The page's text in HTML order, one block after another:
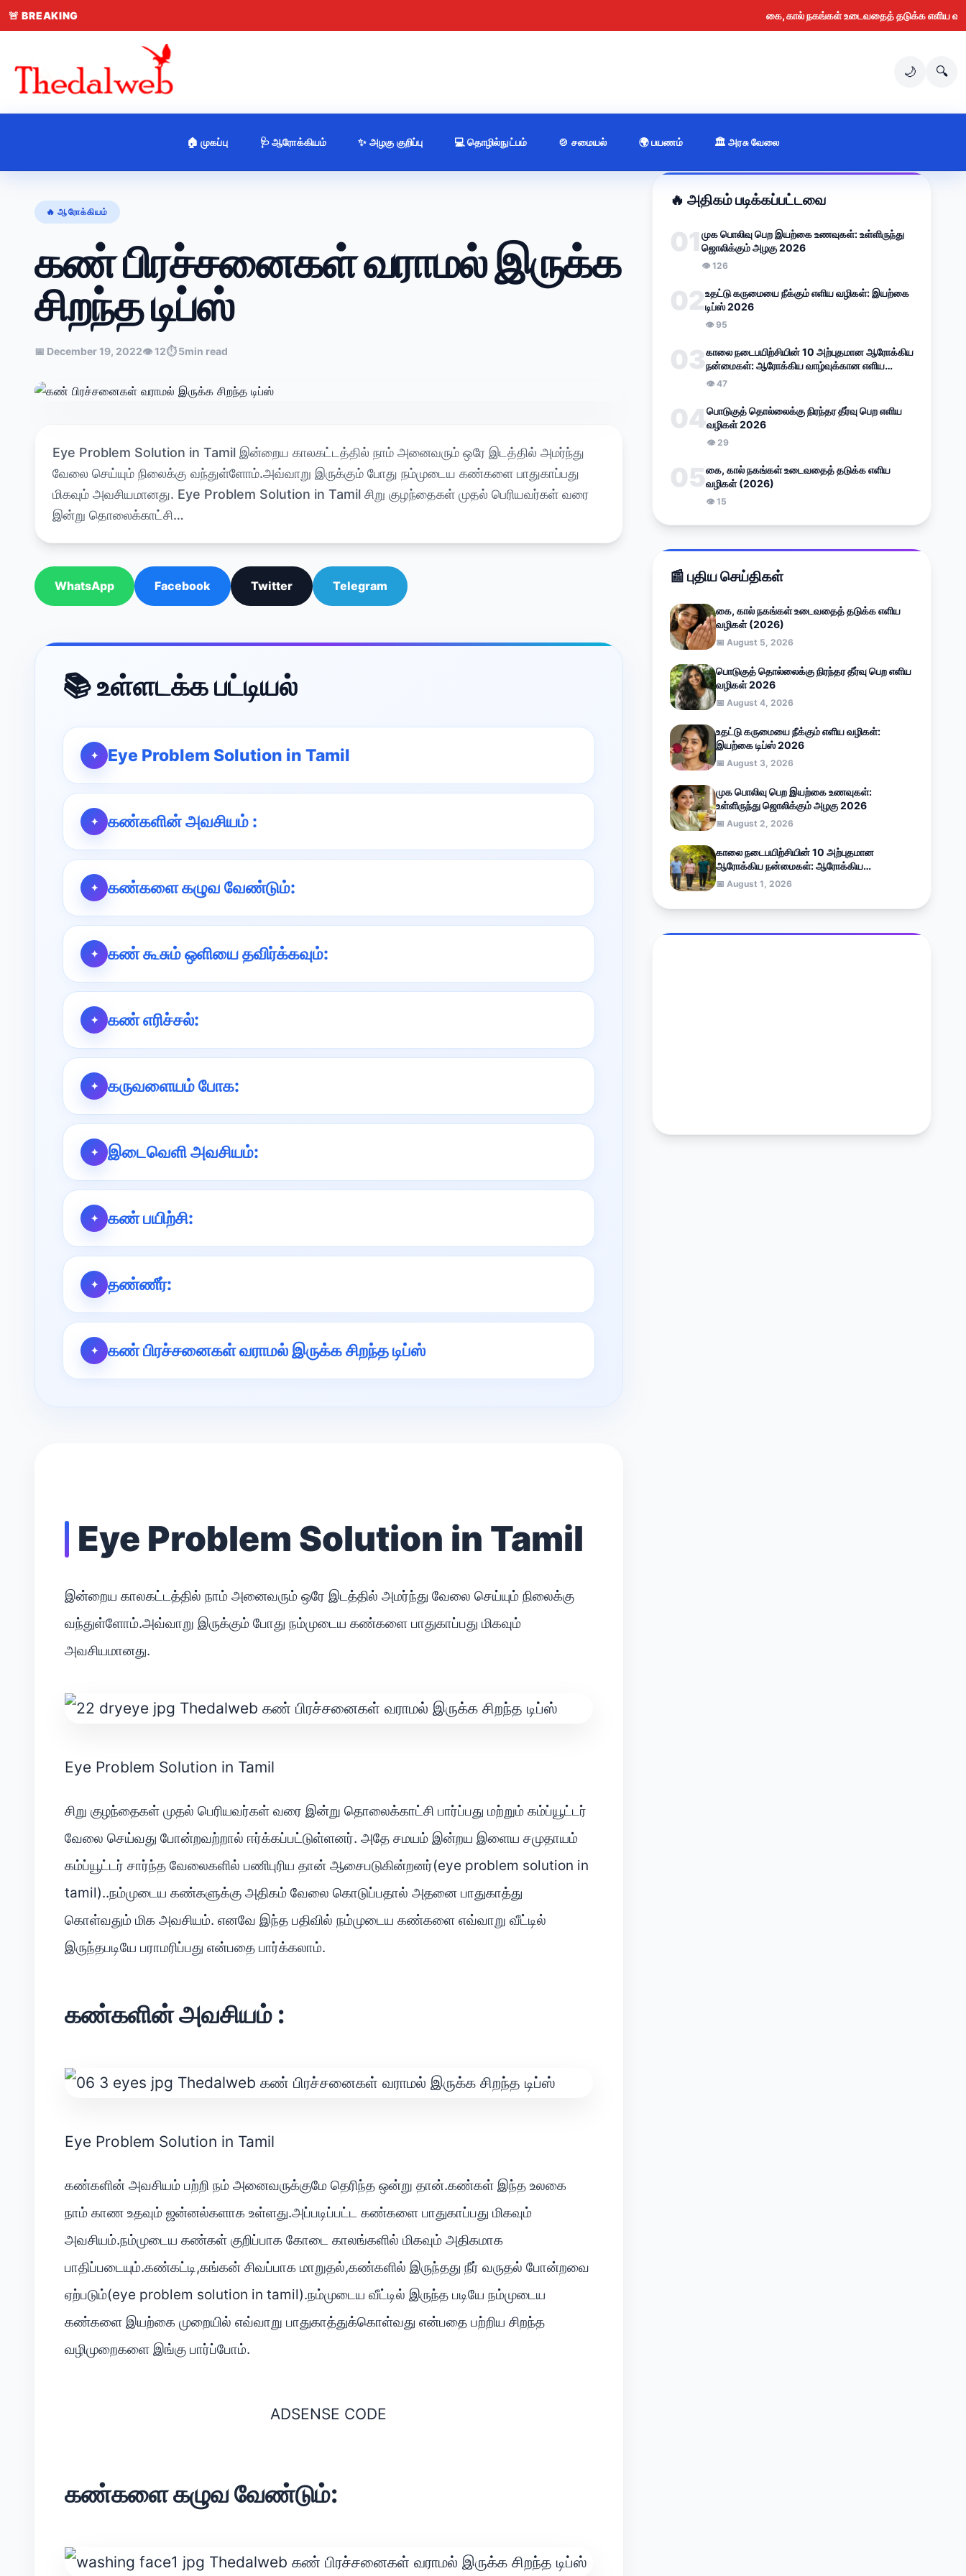
🚨BREAKING கை, கால் நகங்கள் உடைவதைத் தடுக்க எளிய வழிகள்
🌙 🔍
🏠 முகப்பு 🩺 ஆரோக்கியம் ✨ அழகு குறிப்பு 💻 தொழில்நுட்பம் 🍲 சமையல் 🌍 பயணம் 🏛️ அரசு வேலை
🔥 ஆரோக்கியம்
கண் பிரச்சனைகள் வராமல் இருக்க
சிறந்த டிப்ஸ்
📅 December 19, 2022👁 12⏱ 5min read
Eye Problem Solution in Tamil இன்றைய காலகட்டத்தில் நாம் அனைவரும் ஒரே இடத்தில் அமர்ந்து
வேலை செய்யும் நிலைக்கு வந்துள்ளோம்.அவ்வாறு இருக்கும் போது நம்முடைய கண்களை பாதுகாப்பது
மிகவும் அவசியமானது. Eye Problem Solution in Tamil சிறு குழந்தைகள் முதல் பெரியவர்கள் வரை
இன்று தொலைக்காட்சி…
WhatsApp Facebook Twitter Telegram
📚 உள்ளடக்க பட்டியல்
Eye Problem Solution in Tamil
கண்களின் அவசியம் :
கண்களை கழுவ வேண்டும்:
கண் கூசும் ஒளியை தவிர்க்கவும்:
கண் எரிச்சல்:
கருவளையம் போக:
இடைவெளி அவசியம்:
கண் பயிற்சி:
தண்ணீர்:
கண் பிரச்சனைகள் வராமல் இருக்க சிறந்த டிப்ஸ்
Eye Problem Solution in Tamil
இன்றைய காலகட்டத்தில் நாம் அனைவரும் ஒரே இடத்தில் அமர்ந்து வேலை செய்யும் நிலைக்கு
வந்துள்ளோம்.அவ்வாறு இருக்கும் போது நம்முடைய கண்களை பாதுகாப்பது மிகவும்
அவசியமானது.
Eye Problem Solution in Tamil
சிறு குழந்தைகள் முதல் பெரியவர்கள் வரை இன்று தொலைக்காட்சி பார்ப்பது மற்றும் கம்ப்யூட்டர்
வேலை செய்வது போன்றவற்றால் ஈர்க்கப்பட்டுள்ளனர். அதே சமயம் இன்றய இளைய சமுதாயம்
கம்ப்யூட்டர் சார்ந்த வேலைகளில் பணிபுரிய தான் ஆசைபடுகின்றனர்(eye problem solution in
tamil)..நம்முடைய கண்களுக்கு அதிகம் வேலை கொடுப்பதால் அதனை பாதுகாத்து
கொள்வதும் மிக அவசியம். எனவே இந்த பதிவில் நம்முடைய கண்களை எவ்வாறு வீட்டில்
இருந்தபடியே பராமரிப்பது என்பதை பார்க்கலாம்.
கண்களின் அவசியம் :
Eye Problem Solution in Tamil
கண்களின் அவசியம் பற்றி நம் அனைவருக்குமே தெரிந்த ஒன்று தான்.கண்கள் இந்த உலகை
நாம் காண உதவும் ஜன்னல்களாக உள்ளது.அப்படிப்பட்ட கண்களை பாதுகாப்பது மிகவும்
அவசியம்.நம்முடைய கண்கள் குறிப்பாக கோடை காலங்களில் மிகவும் அதிகமாக
பாதிப்படையும்.கண்கட்டி,கங்கன் சிவப்பாக மாறுதல்,கண்களில் இருந்தது நீர் வருதல் போன்றவை
ஏற்படும்(eye problem solution in tamil).நம்முடைய வீட்டில் இருந்த படியே நம்முடைய
கண்களை இயற்கை முறையில் எவ்வாறு பாதுகாத்துக்கொள்வது என்பதை பற்றிய சிறந்த
வழிமுறைகளை இங்கு பார்ப்போம்.
ADSENSE CODE
கண்களை கழுவ வேண்டும்:
🔥 அதிகம் படிக்கப்பட்டவை
01 முக பொலிவு பெற இயற்கை உணவுகள்: உள்ளிருந்து
ஜொலிக்கும் அழகு 2026
👁 126
02உதட்டு கருமையை நீக்கும் எளிய வழிகள்: இயற்கை
டிப்ஸ் 2026
👁 95
03காலை நடைபயிற்சியின் 10 அற்புதமான ஆரோக்கிய
நன்மைகள்: ஆரோக்கிய வாழ்வுக்கான எளிய
வழிகாட்டி (2026)
👁 47
04பொடுகுத் தொல்லைக்கு நிரந்தர தீர்வு பெற எளிய
வழிகள் 2026
👁 29
05கை, கால் நகங்கள் உடைவதைத் தடுக்க எளிய
வழிகள் (2026)
👁 15
📰 புதிய செய்திகள்
கை, கால் நகங்கள் உடைவதைத் தடுக்க எளிய
வழிகள் (2026)
📅 August 5, 2026
பொடுகுத் தொல்லைக்கு நிரந்தர தீர்வு பெற எளிய
வழிகள் 2026
📅 August 4, 2026
உதட்டு கருமையை நீக்கும் எளிய வழிகள்:
இயற்கை டிப்ஸ் 2026
📅 August 3, 2026
முக பொலிவு பெற இயற்கை உணவுகள்:
உள்ளிருந்து ஜொலிக்கும் அழகு 2026
📅 August 2, 2026
காலை நடைபயிற்சியின் 10 அற்புதமான
ஆரோக்கிய நன்மைகள்: ஆரோக்கிய
வாழ்வுக்கான எளிய வழிகாட்டி (2026)
📅 August 1, 2026